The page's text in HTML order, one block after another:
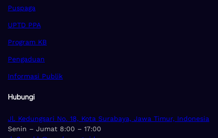
Puspaga
UPTD PPA
Program KB
Pengaduan
Informasi Publik
Hubungi
Jl. Kedungsari No. 18, Kota Surabaya, Jawa Timur, Indonesia
Senin – Jumat 8:00 – 17:00